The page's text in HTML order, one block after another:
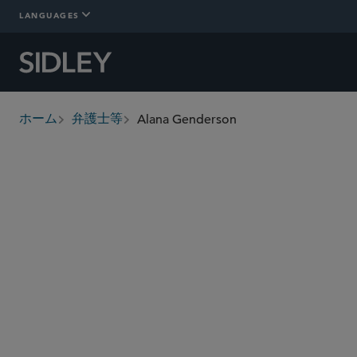
LANGUAGES
breadcrumbs
ホーム 弁護士等 Alana Genderson